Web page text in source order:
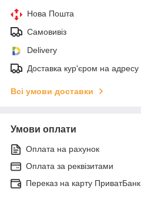
Нова Пошта
Самовивіз
Delivery
Доставка кур'єром на адресу
Всі умови доставки
Умови оплати
Оплата на рахунок
Оплата за реквізитами
Переказ на карту ПриватБанк